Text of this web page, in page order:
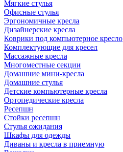
Мягкие стулья
Офисные стулья
Эргономичные кресла
Дизайнерские кресла
Коврики под компьютерное кресло
Комплектующие для кресел
Массажные кресла
Многоместные секции
Домашние мини-кресла
Домашние стулья
Детские компьютерные кресла
Ортопедические кресла
Ресепшн
Стойки ресепшн
Стулья ожидания
Шкафы для одежды
Диваны и кресла в приемную